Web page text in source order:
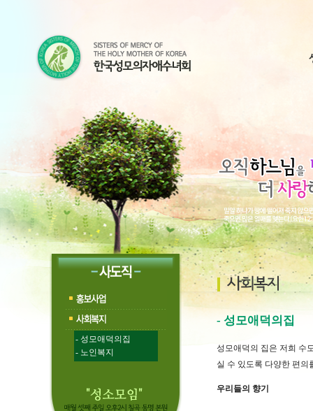
- 성모애덕의집
- 노인복지
- 성모애덕의집
성모애덕의 집은 저희 수
실 수 있도록 다양한 편의
우리들의 향기